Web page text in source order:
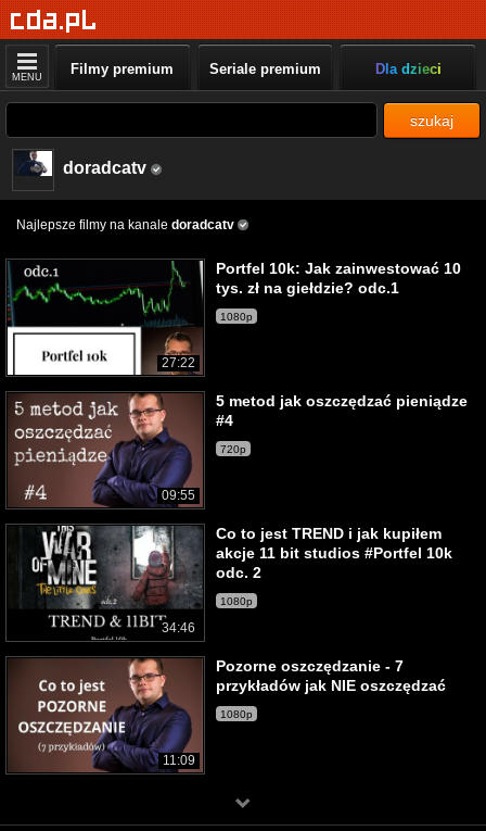
MENU Filmy premium Seriale premium Dla dzieci
szukaj
doradcatv
Najlepsze filmy na kanale doradcatv
27:22
Portfel 10k: Jak zainwestować 10
tys. zł na giełdzie? odc.1
1080p
09:55
5 metod jak oszczędzać pieniądze
#4
720p
34:46
Co to jest TREND i jak kupiłem
akcje 11 bit studios #Portfel 10k
odc. 2
1080p
11:09
Pozorne oszczędzanie - 7
przykładów jak NIE oszczędzać
1080p